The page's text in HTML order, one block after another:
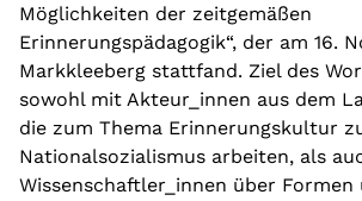
Möglichkeiten der zeitgemäßen
Erinnerungspädagogik“, der am 16.
Markkleeberg stattfand. Ziel des
sowohl mit Akteur_innen aus dem
die zum Thema Erinnerungskultur
Nationalsozialismus arbeiten, als
Wissenschaftler_innen über Formen